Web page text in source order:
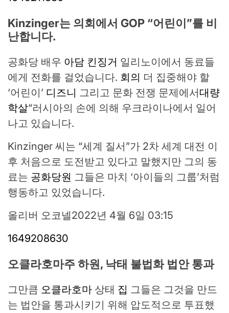
Kinzinger는 의회에서 GOP “어린이”를 비
난합니다.
공화당 배우 아담 킨징거 일리노이에서 동료들
에게 전화를 걸었습니다. 회의 더 집중해야 할
‘어린이’ 디즈니 그리고 문화 전쟁 문제에서대량
학살“러시아의 손에 의해 우크라이나에서 일어
나고 있습니다.
Kinzinger 씨는 “세계 질서”가 2차 세계 대전 이
후 처음으로 도전받고 있다고 말했지만 그의 동
료는 공화당원 그들은 마치 ‘아이들의 그룹’처럼
행동하고 있었습니다.
올리버 오코넬2022년 4월 6일 03:15
1649208630
오클라호마주 하원, 낙태 불법화 법안 통과
그만큼 오클라호마 상태 집 그들은 그것을 만드
는 법안을 통과시키기 위해 압도적으로 투표했